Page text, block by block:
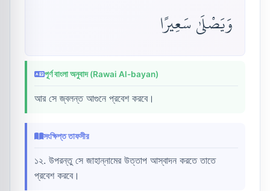
وَيَصْلَىٰ سَعِيرًا
পূর্ণ বাংলা অনুবাদ (Rawai Al-bayan)
আর সে জ্বলন্ত আগুনে প্রবেশ করবে।
সংক্ষিপ্ত তাফসীর
১২. উপরন্তু সে জাহান্নামের উত্তাপ আস্বাদন করতে তাতে
প্রবেশ করবে।